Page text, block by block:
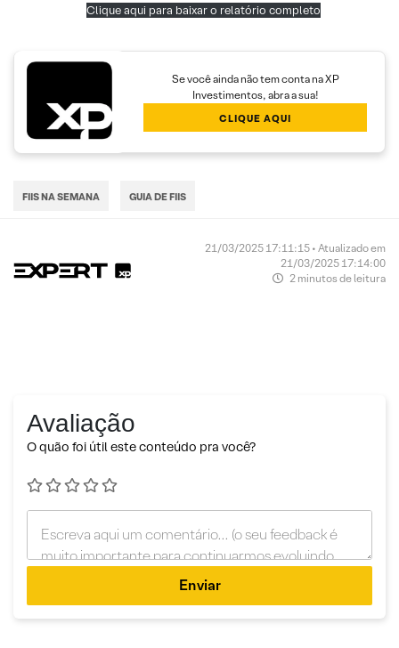
Clique aqui para baixar o relatório completo
Se você ainda não tem conta na XP
Investimentos, abra a sua!
CLIQUE AQUI
FIIS NA SEMANA GUIA DE FIIS
21/03/2025 17:11:15 • Atualizado em
21/03/2025 17:14:00
2 minutos de leitura
Avaliação
O quão foi útil este conteúdo pra você?
Enviar